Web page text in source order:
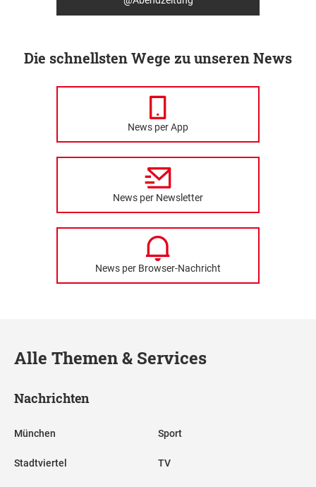
Die schnellsten Wege zu unseren News
News per App
News per Newsletter
News per Browser-Nachricht
Alle Themen & Services
Nachrichten
München
Stadtviertel
Sport
TV